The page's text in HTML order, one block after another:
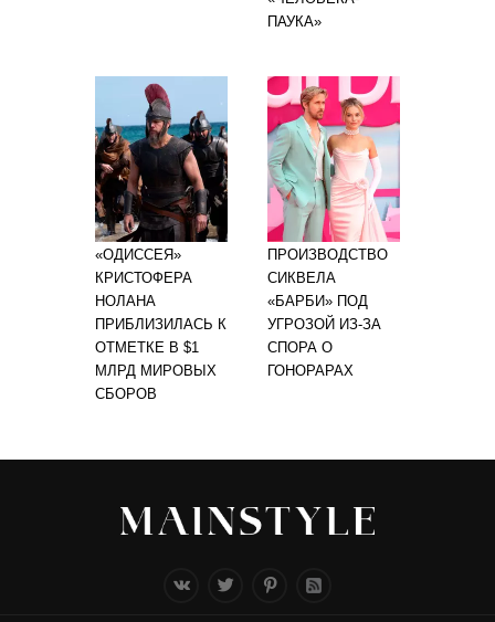
ПАУКА»
«ОДИССЕЯ»
КРИСТОФЕРА
НОЛАНА
ПРИБЛИЗИЛАСЬ К
ОТМЕТКЕ В $1
МЛРД МИРОВЫХ
СБОРОВ
ПРОИЗВОДСТВО
СИКВЕЛА
«БАРБИ» ПОД
УГРОЗОЙ ИЗ-ЗА
СПОРА О
ГОНОРАРАХ